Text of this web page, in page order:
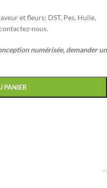
et fleurs: DST, Pes, Huile,
nous.
numérisée, demander un
PANIER